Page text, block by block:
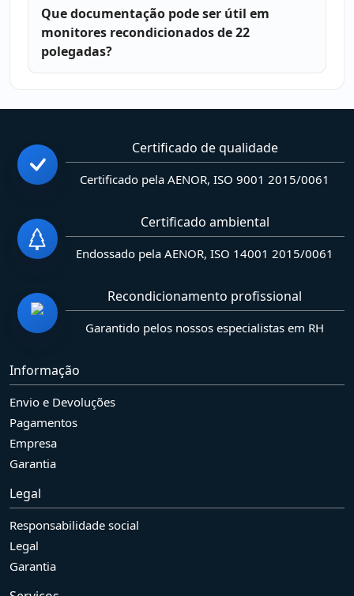
Que documentação pode ser útil em
monitores recondicionados de 22
polegadas?
Certificado de qualidade
Certificado pela AENOR, ISO 9001 2015/0061
Certificado ambiental
Endossado pela AENOR, ISO 14001 2015/0061
Recondicionamento profissional
Garantido pelos nossos especialistas em RH
Informação
Envio e Devoluções
Pagamentos
Empresa
Garantia
Legal
Responsabilidade social
Legal
Garantia